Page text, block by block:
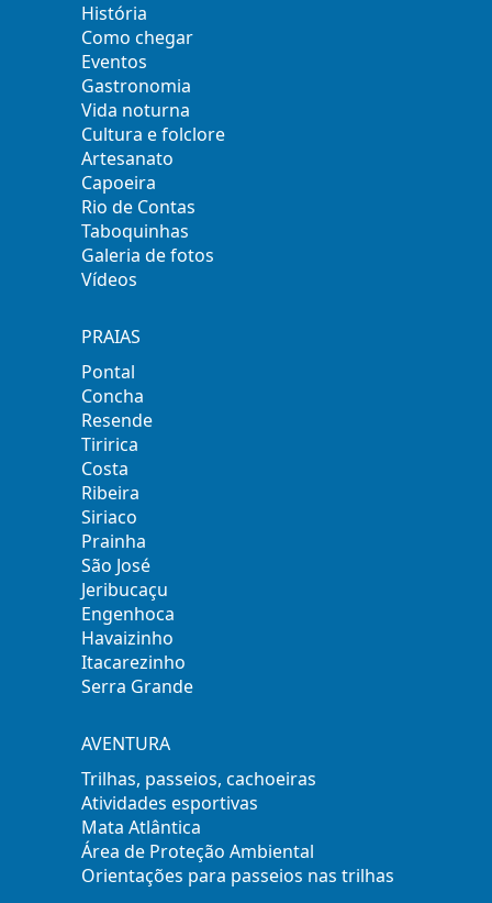
História
Como chegar
Eventos
Gastronomia
Vida noturna
Cultura e folclore
Artesanato
Capoeira
Rio de Contas
Taboquinhas
Galeria de fotos
Vídeos
PRAIAS
Pontal
Concha
Resende
Tiririca
Costa
Ribeira
Siriaco
Prainha
São José
Jeribucaçu
Engenhoca
Havaizinho
Itacarezinho
Serra Grande
AVENTURA
Trilhas, passeios, cachoeiras
Atividades esportivas
Mata Atlântica
Área de Proteção Ambiental
Orientações para passeios nas trilhas